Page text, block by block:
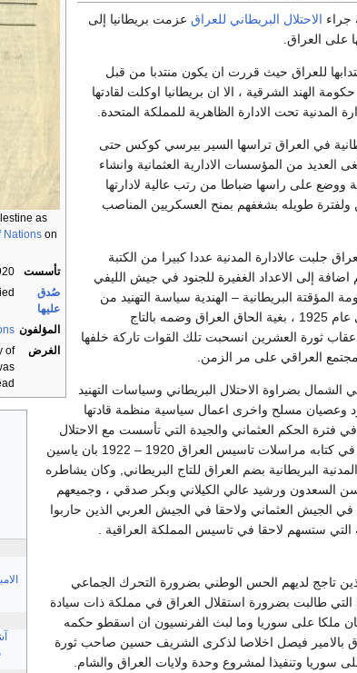
as
Nations on
تأسست
only)
صُدق
عليها
المؤلفون
الغرض
of
جراء الاحتلال البريطاني للعراق عزمت بريطانيا إلى
على العراق.
للعراق حيث قررت ان يكون منتدبا من قبل
الهند الشرقية ، الا ان بريطانيا اوكلت لقادتها
المدنية تحت الادارة الظاهرية للمملكة المتحدة.
في العراق تراسها السير بيرسي كوكس حتى
، الذي الغى العديد من المؤسسات الادارية العثمانية وانشاء
على راسها ضباطا من رتب عالية لادارتها
طويله بشغفهم بمنح العسكريين المناصب
جلبت عالادارة المدنية عددا كبيرا من الكتبة
اضافة إلى الاعداد الغفيرة للجنود في جيش الليفي
البريطانية – الهندية سياسة التهنيد من
خلال فرض القانون الهندي لحين صياغة الدستور العراقي عام 1925 ، بغية الحاق العراق وضمه بالتاج
ثورة العشرين انسحبت تلك القوات تاركة خلفها
العراقي على مر الزمن.
بضراوة الاحتلال البريطاني وسياسات التهنيد
وعصيان مسلح واخرى اعمال سياسية منظمة قادتها
فترة الحكم العثماني والجيدة التي تأسست مع الاحتلال
البريطاني. فيذكر عبد الوهاب النعيمي عضو جمعية العهد في كتابه مراسلات تاسيس العراق 1920 – 1922 بان ياسين
البريطانية بضم العراق للتاج البريطاني, وكان يشاطره
السعدون ورشيد عالي الكيلاني وبكر صدقي ، وجميعهم
الجيش العثماني ولاحقا في الجيش العربي الذين حاربوا
ستسهم لاحقا في تاسيس المملكة العراقية .
تاجج لديهم الحس الوطني بضرورة التحرك الجماعي
طالبت بضرورة استقلال العراق في مملكة ذات سيادة
ملكا على سوريا وما لبث الفرنسيون ان اسقطو حكمه
بالامير فيصل اخلاصا لذكرى الشريف حسين صاحب ثورة
سوريا وتنفيذا لمشروع وحدة ولايات العراق والشام.